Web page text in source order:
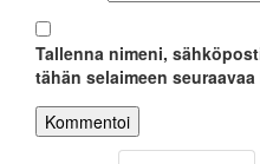
Tallenna nimeni,
tähän selaimeen